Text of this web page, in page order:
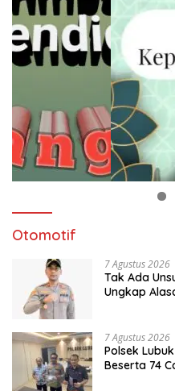
Otomotif
7 Agustus 2026
Tak Ada
Ungkap
7 Agustus 2026
Polsek
Beserta 74